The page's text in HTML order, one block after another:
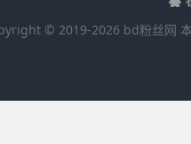
© 2019-2026 bd粉丝网